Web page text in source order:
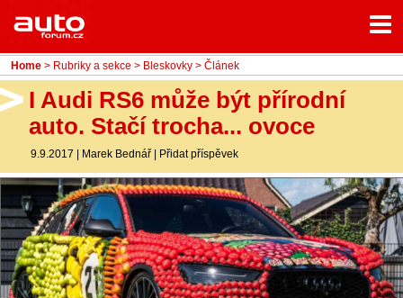
Home
Rubriky
- Testy aut
- Jízdní dojmy a další testy
- Představení
- Fascinace a historie
- Život řidiče
Home > Rubriky a sekce > Bleskovky > Článek
I Audi RS6 může být přírodní
auto. Stačí trocha... ovoce
9.9.2017 | Marek Bednář | Přidat příspěvek